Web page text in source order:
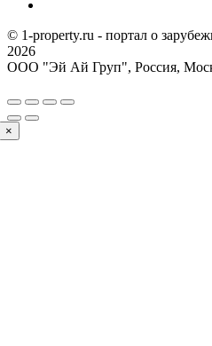
© 1-property.ru - портал о
2026
ООО "Эй Ай Груп", Россия,
×